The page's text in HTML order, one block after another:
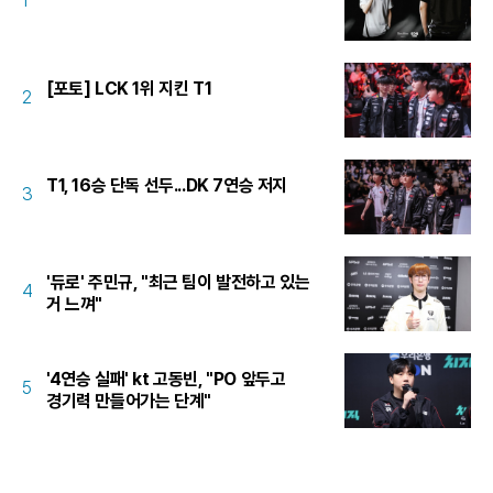
2 [포토] LCK 1위 지킨 T1
3 T1, 16승 단독 선두...DK 7연승 저지
4
'듀로' 주민규, "최근 팀이 발전하고 있는
거 느껴"
5
'4연승 실패' kt 고동빈, "PO 앞두고
경기력 만들어가는 단계"